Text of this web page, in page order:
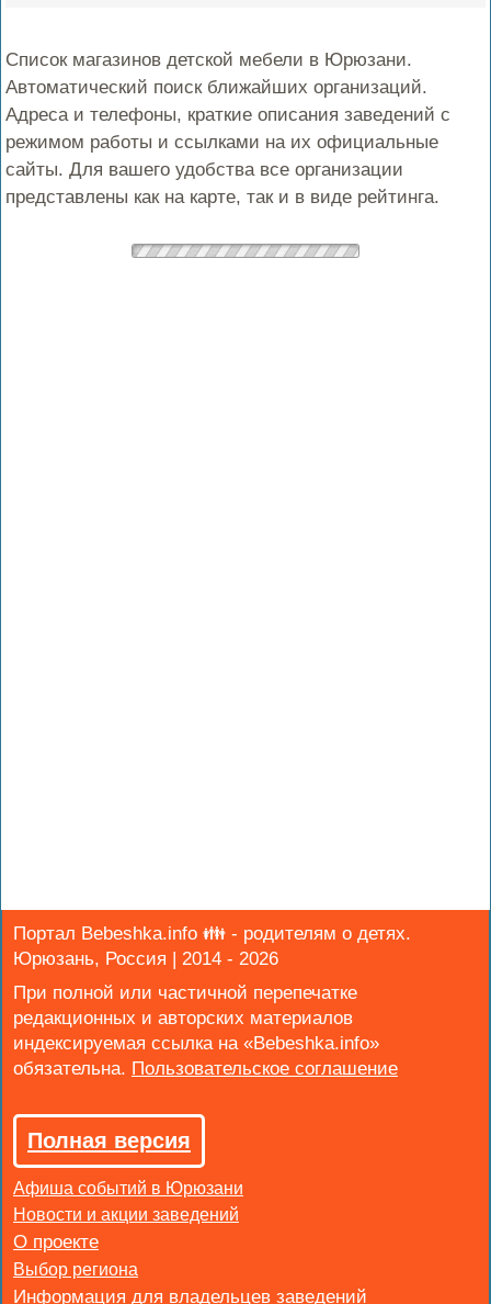
Список магазинов детской мебели в Юрюзани.
Автоматический поиск ближайших организаций.
Адреса и телефоны, краткие описания заведений с
режимом работы и ссылками на их официальные
сайты. Для вашего удобства все организации
представлены как на карте, так и в виде рейтинга.
Портал Bebeshka.info 👪 - родителям о детях.
Юрюзань, Россия | 2014 - 2026
При полной или частичной перепечатке
редакционных и авторских материалов
индексируемая ссылка на «Bebeshka.info»
обязательна.
Полная версия
Афиша событий в Юрюзани
Новости и акции заведений
Выбор региона